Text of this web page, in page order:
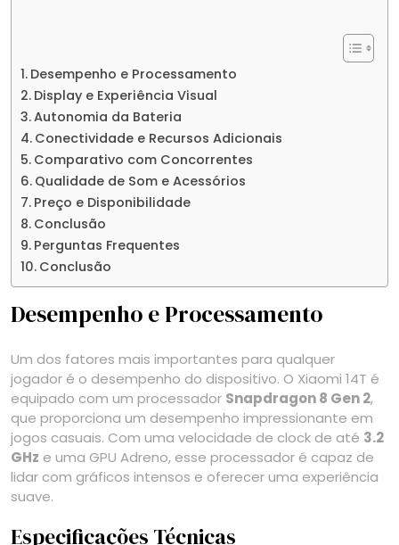
Desempenho e Processamento
Display e Experiência Visual
Autonomia da Bateria
Conectividade e Recursos Adicionais
Comparativo com Concorrentes
Qualidade de Som e Acessórios
Preço e Disponibilidade
Conclusão
Perguntas Frequentes
Conclusão
Desempenho e Processamento
Um dos fatores mais importantes para qualquer
jogador é o desempenho do dispositivo. O Xiaomi 14T é
equipado com um processador Snapdragon 8 Gen 2,
que proporciona um desempenho impressionante em
jogos casuais. Com uma velocidade de clock de até 3.2
GHz e uma GPU Adreno, esse processador é capaz de
lidar com gráficos intensos e oferecer uma experiência
suave.
Especificações Técnicas